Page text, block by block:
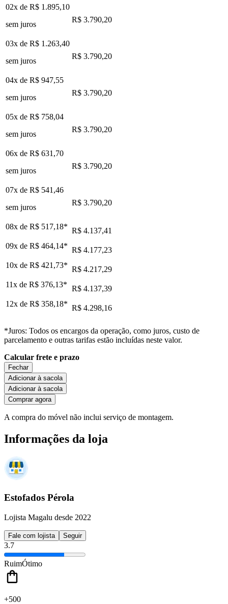
02x de R$ 1.895,10
sem juros
R$ 3.790,20
03x de R$ 1.263,40
sem juros
R$ 3.790,20
04x de R$ 947,55
sem juros
R$ 3.790,20
05x de R$ 758,04
sem juros
R$ 3.790,20
06x de R$ 631,70
sem juros
R$ 3.790,20
07x de R$ 541,46
sem juros
R$ 3.790,20
08x de R$ 517,18* R$ 4.137,41
09x de R$ 464,14* R$ 4.177,23
10x de R$ 421,73* R$ 4.217,29
11x de R$ 376,13* R$ 4.137,39
12x de R$ 358,18* R$ 4.298,16
*Juros: Todos os encargos da operação, como juros, custo de
parcelamento e outras tarifas estão incluídas neste valor.
Calcular frete e prazo
Fechar
Adicionar à sacola
Adicionar à sacola
Comprar agora
A compra do móvel não inclui serviço de montagem.
Informações da loja
Estofados Pérola
Lojista Magalu desde 2022
Fale com lojista Seguir
3.7
RuimÓtimo
+500